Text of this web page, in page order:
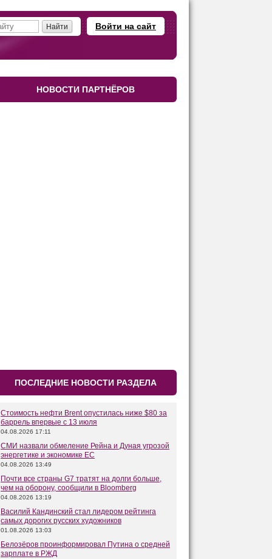
Войти на сайт
НОВОСТИ ПАРТНЁРОВ
ПОСЛЕДНИЕ НОВОСТИ РАЗДЕЛА
Стоимость нефти Brent опустилась ниже $80 за
баррель впервые с 13 июля
04.08.2026 17:11
СМИ назвали обмеление Рейна и Дуная угрозой
энергетике и экономике ЕС
04.08.2026 13:49
Почти все страны G7 тратят на долги больше,
чем на оборону, сообщили в Bloomberg
04.08.2026 13:19
Василий Кандинский стал лидером рейтинга
самых дорогих русских художников
01.08.2026 13:03
Белозёров проинформировал Путина о средней
зарплате в РЖД